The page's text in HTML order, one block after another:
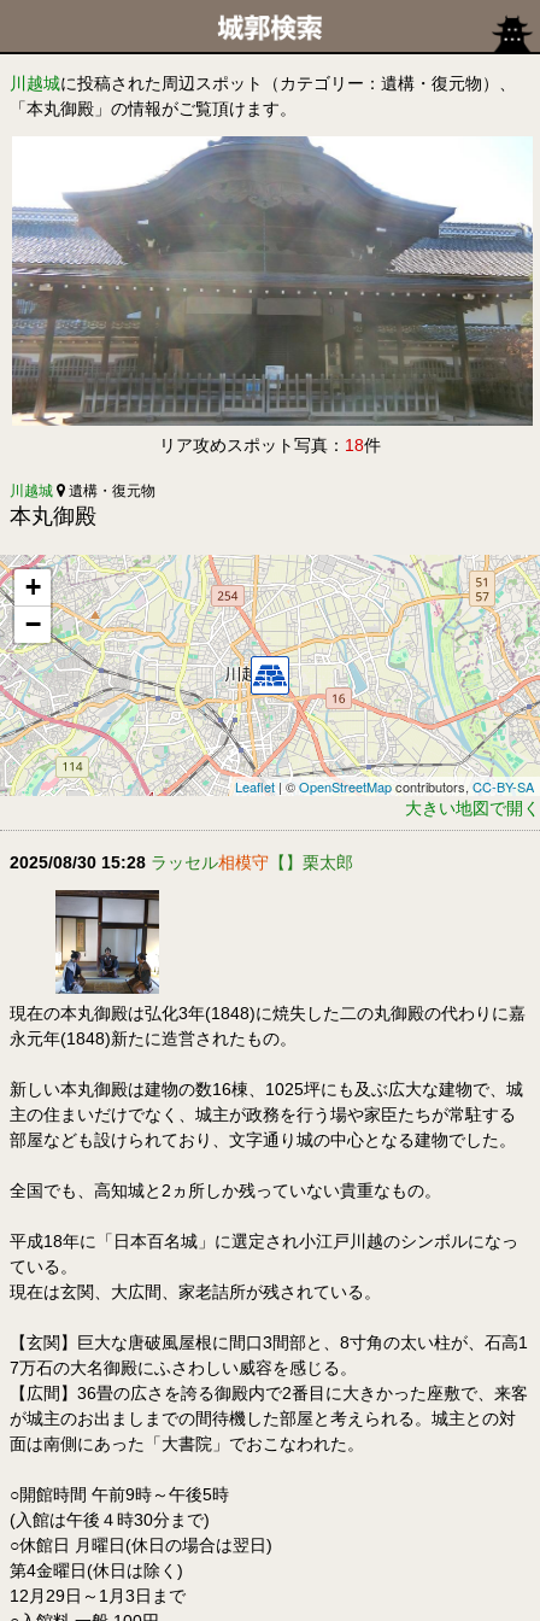
川越城に投稿された周辺スポット（カテゴリー：遺構・復元物）、
「本丸御殿」の情報がご覧頂けます。
リア攻めスポット写真： 18件
川越城 遺構・復元物
本丸御殿
+
−
Leaflet | ©OpenStreetMapcontributors, CC-BY-SA
大きい地図で開く
2025/08/30 15:28 ラッセル相模守 【】栗太郎
現在の本丸御殿は弘化3年(1848)に焼失した二の丸御殿の代わりに嘉
永元年(1848)新たに造営されたもの。
新しい本丸御殿は建物の数16棟、1025坪にも及ぶ広大な建物で、城
主の住まいだけでなく、城主が政務を行う場や家臣たちが常駐する
部屋なども設けられており、文字通り城の中心となる建物でした。
全国でも、高知城と2ヵ所しか残っていない貴重なもの。
平成18年に「日本百名城」に選定され小江戸川越のシンボルになっ
ている。
現在は玄関、大広間、家老詰所が残されている。
【玄関】巨大な唐破風屋根に間口3間部と、8寸角の太い柱が、石高1
7万石の大名御殿にふさわしい威容を感じる。
【広間】36畳の広さを誇る御殿内で2番目に大きかった座敷で、来客
が城主のお出ましまでの間待機した部屋と考えられる。城主との対
面は南側にあった「大書院」でおこなわれた。
○開館時間 午前9時～午後5時
(入館は午後４時30分まで)
○休館日 月曜日(休日の場合は翌日)
第4金曜日(休日は除く)
12月29日～1月3日まで